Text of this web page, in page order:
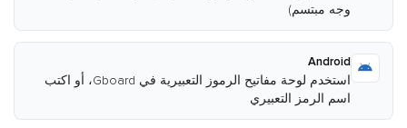
وجه مبتسم)
Android
استخدم لوحة مفاتيح الرموز التعبيرية في Gboard، أو اكتب
اسم الرمز التعبيري